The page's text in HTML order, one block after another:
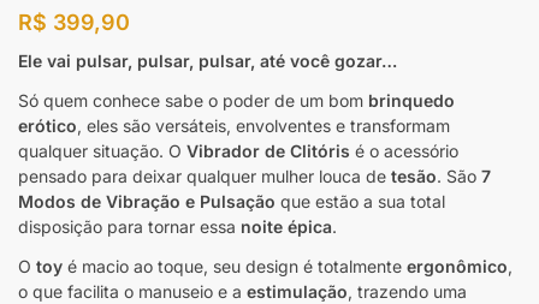
R$ 399,90
Ele vai pulsar, pulsar, pulsar, até você gozar…
Só quem conhece sabe o poder de um bom brinquedo
erótico, eles são versáteis, envolventes e transformam
qualquer situação. O Vibrador de Clitóris é o acessório
pensado para deixar qualquer mulher louca de tesão. São 7
Modos de Vibração e Pulsação que estão a sua total
disposição para tornar essa noite épica.
O toy é macio ao toque, seu design é totalmente ergonômico,
o que facilita o manuseio e a estimulação, trazendo uma